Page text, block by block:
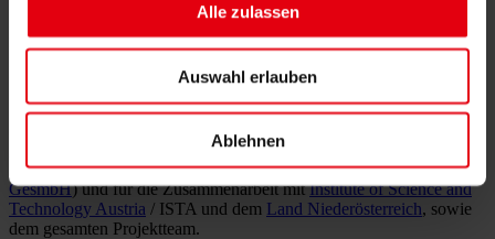
Alle zulassen
Auswahl erlauben
Ablehnen
DELTA Projektteam: Martin Lechner (Prokurist &
Bauprojektmanager), Michael Weiß (Bauprojektmanager) und
Bernadette Adrian-Schäffer (Bauprojektmanagerin)
Im Namen der ARGE bedankt sich Martin Lechner für die Leistung
, der ÖBA (PFAFFENBICHLER
Architektur), der Begleitenden Kontrolle/BK (iC consulenten ZT
GesmbH) und für die Zusammenarbeit mitInstitute of Science and
Technology Austria / ISTA und dem Land Niederösterreich, sowie
dem gesamten Projektteam.